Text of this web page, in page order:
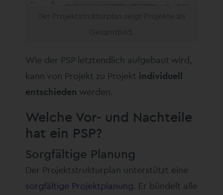
Wie der PSP letztendlich aufgebaut wird,
kann von Projekt zu Projekt individuell
entschieden werden.
Welche Vor- und Nachteile
hat ein PSP?
Sorgfältige Planung
Der Projektstrukturplan unterstützt eine
sorgfältige Projektplanung. Er bündelt alle